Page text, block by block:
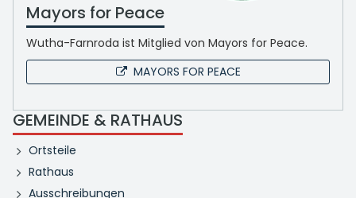
Mayors for Peace
Wutha-Farnroda ist Mitglied von Mayors for Peace.
MAYORS FOR PEACE
GEMEINDE & RATHAUS
Ortsteile
Rathaus
Ausschreibungen